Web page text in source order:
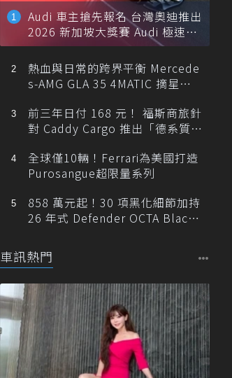
Audi 車主搶先報名 台灣奧迪推出
2026 新加坡大獎賽 Audi 極速之
旅
熱血與日常的跨界平衡 Mercede
s-AMG GLA 35 4MATIC 摘星版
前三年日付 168 元！ 福斯商旅針
對 Caddy Cargo 推出「德系質感
全球僅10輛！Ferrari為美國打造
Purosangue超限量系列
858 萬元起！30 項黑化細節加持
26 年式 Defender OCTA Black
車訊熱門